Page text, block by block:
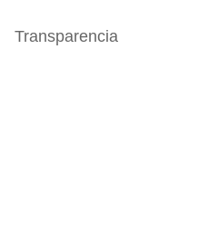
Transparencia